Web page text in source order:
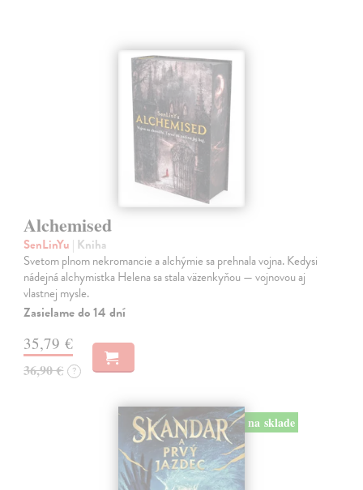
Alchemised
SenLinYu | Kniha
Svetom plnom nekromancie a alchýmie sa prehnala vojna. Kedysi
nádejná alchymistka Helena sa stala väzenkyňou — vojnovou aj
vlastnej mysle.
Zasielame do 14 dní
35,79 €
36,90 € ?
na sklade